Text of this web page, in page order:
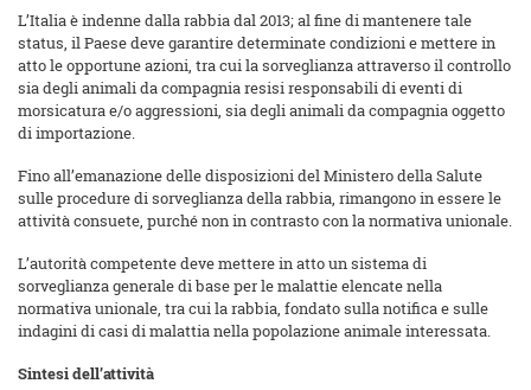
L’Italia è indenne dalla rabbia dal 2013; al fine di mantenere tale
status, il Paese deve garantire determinate condizioni e mettere in
atto le opportune azioni, tra cui la sorveglianza attraverso il controllo
sia degli animali da compagnia resisi responsabili di eventi di
morsicatura e/o aggressioni, sia degli animali da compagnia oggetto
di importazione.
Fino all’emanazione delle disposizioni del Ministero della Salute
sulle procedure di sorveglianza della rabbia, rimangono in essere le
attività consuete, purché non in contrasto con la normativa unionale.
L’autorità competente deve mettere in atto un sistema di
sorveglianza generale di base per le malattie elencate nella
normativa unionale, tra cui la rabbia, fondato sulla notifica e sulle
indagini di casi di malattia nella popolazione animale interessata.
Sintesi dell’attività